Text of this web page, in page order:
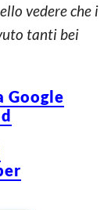
vedere che i
tanti bei
Google